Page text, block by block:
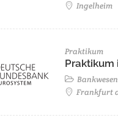
Ingelheim
Praktikum
Praktikum
Bankwesen
Frankfurt